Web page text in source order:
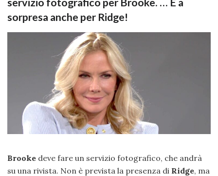
sorpresa anche per Ridge!
Brooke deve fare un servizio fotografico, che andrà
su una rivista. Non è prevista la presenza di Ridge, ma